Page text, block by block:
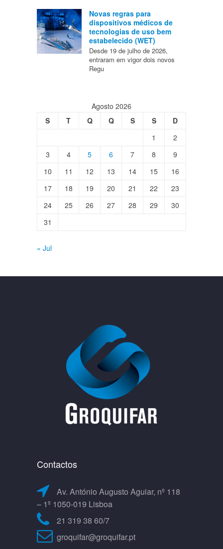
Novas regras para
dispositivos médicos de
tecnologias de uso bem
estabelecido (WET)
Desde 19 de julho de 2026,
entraram em vigor dois novos
Regu
Agosto 2026
S
T Q Q S S
D
1
2
3
4 5 6 7 8
9
10
11 12 13 14 15
16
17
18 19 20 21 22
23
24
25 26 27 28 29
30
31
« Jul
Contactos
Av. António Augusto Aguiar, nº 118
– 1º 1050-019 Lisboa
21 319 38 60/7
groquifar@groquifar.pt